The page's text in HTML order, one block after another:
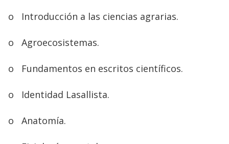
o Introducción a las ciencias agrarias.
o Agroecosistemas.
o Fundamentos en escritos científicos.
o Identidad Lasallista.
o Anatomía.